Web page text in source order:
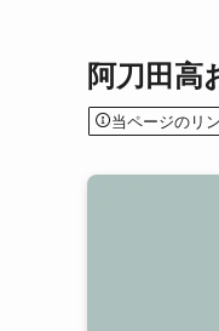
阿刀田高
当ページのリ